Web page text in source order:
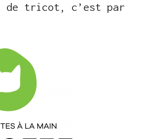
de tricot, c’est par